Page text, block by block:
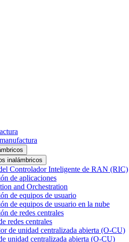
inalámbricos
Controlador Inteligente de RAN (RIC)
de aplicaciones
and Orchestration
de equipos de usuario
de equipos de usuario en la nube
de redes centrales
redes centrales
de unidad centralizada abierta (O-CU)
unidad centralizada abierta (O-CU)